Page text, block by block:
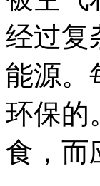
经过复
能源。
环保的
食，而